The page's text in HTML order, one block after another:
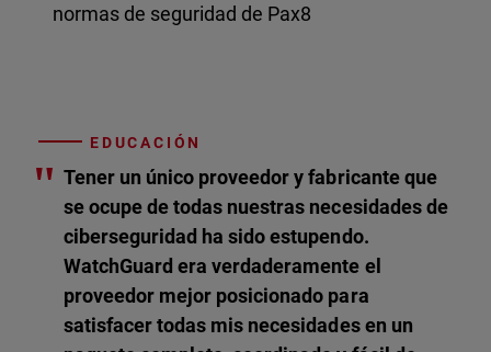
normas de seguridad de Pax8
EDUCACIÓN
" Tener un único proveedor y fabricante que
se ocupe de todas nuestras necesidades de
ciberseguridad ha sido estupendo.
WatchGuard era verdaderamente el
proveedor mejor posicionado para
satisfacer todas mis necesidades en un